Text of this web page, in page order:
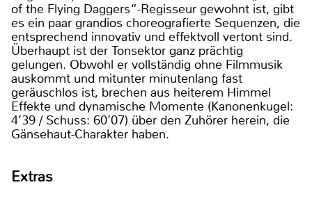
of the Flying Daggers“-Regisseur gewohnt ist, gibt
es ein paar grandios choreografierte Sequenzen, die
entsprechend innovativ und effektvoll vertont sind.
Überhaupt ist der Tonsektor ganz prächtig
gelungen. Obwohl er vollständig ohne Filmmusik
auskommt und mitunter minutenlang fast
geräuschlos ist, brechen aus heiterem Himmel
Effekte und dynamische Momente (Kanonenkugel:
4’39 / Schuss: 60’07) über den Zuhörer herein, die
Gänsehaut-Charakter haben.
Extras